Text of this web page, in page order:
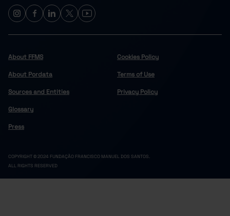
About FFMS
About Pordata
Sources and Entities
Glossary
Press
Cookies Policy
Terms of Use
Privacy Policy
COPYRIGHT © 2024 FUNDAÇÃO FRANCISCO MANUEL DOS SANTOS.
ALL RIGHTS RESERVED